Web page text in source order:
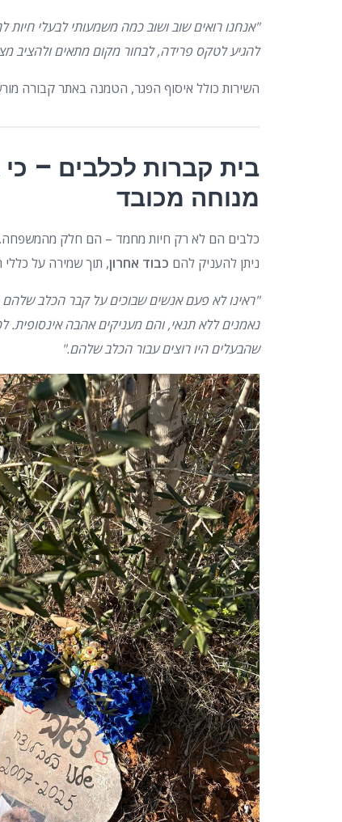
"אנחנו רואים שוב ושוב כמה משמעותי לבעלי חיות
להגיע לטקס פרידה, לבחור מקום מתאים ולהציב
השירות כולל איסוף הפגר, הטמנה באתר קבורה
בית קברות לכלבים –
מנוחה מכובד
כלבים הם לא רק חיות מחמד – הם חלק מהמשפחה.
ניתן להעניק להם כבוד אחרון, תוך שמירה על
"ראינו לא פעם אנשים שבוכים על קבר הכלב שלהם
נאמנים ללא תנאי, והם מעניקים אהבה אינסופית.
שהבעלים היו רוצים עבור הכלב שלהם."